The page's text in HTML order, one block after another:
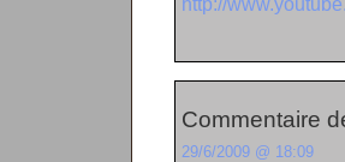
Commentaire
29/6/2009 @ 18:09